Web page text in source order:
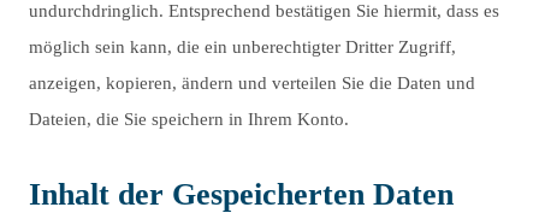
undurchdringlich. Entsprechend bestätigen Sie hiermit, dass es
möglich sein kann, die ein unberechtigter Dritter Zugriff,
anzeigen, kopieren, ändern und verteilen Sie die Daten und
Dateien, die Sie speichern in Ihrem Konto.
Inhalt der Gespeicherten Daten